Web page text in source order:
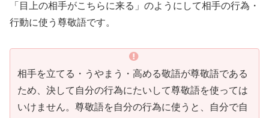
「目上の相手がこちらに来る」のようにして相手の行為・
行動に使う尊敬語です。
相手を立てる・うやまう・高める敬語が尊敬語である
ため、決して自分の行為にたいして尊敬語を使っては
いけません。尊敬語を自分の行為に使うと、自分で自